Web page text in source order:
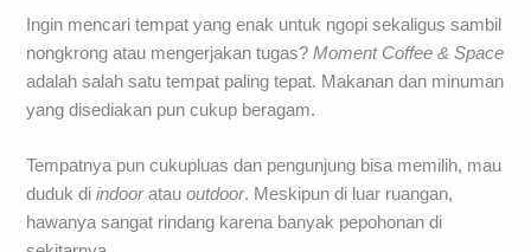
Ingin mencari tempat yang enak untuk ngopi sekaligus sambil
nongkrong atau mengerjakan tugas?Moment Coffee & Space
adalah salah satu tempat paling tepat. Makanan dan minuman
yang disediakan pun cukup beragam.
Tempatnya pun cukupluas dan pengunjung bisa memilih, mau
duduk diindooratauoutdoor. Meskipun di luar ruangan,
hawanya sangat rindang karena banyak pepohonan di